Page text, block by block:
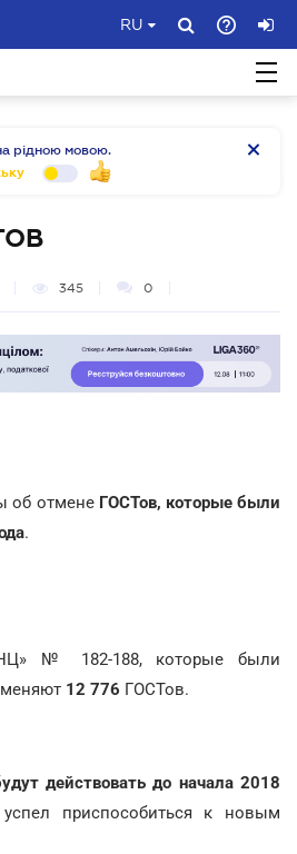
RU
рідною мовою.
345 0
об отмене ГОСТов, которые были
.
№ 182-188, которые были
12 776 ГОСТов.
действовать до начала 2018
приспособиться к новым